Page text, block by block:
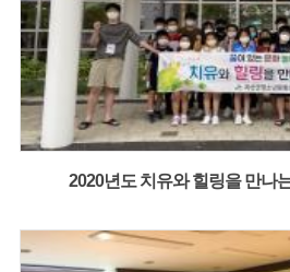
2020년도 치유와 힐링을 만나